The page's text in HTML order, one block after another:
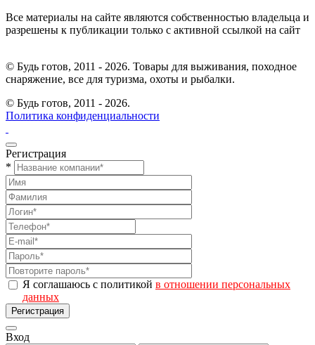
Все материалы на сайте являются собственностью владельца и
разрешены к публикации только с активной ссылкой на сайт
© Будь готов, 2011 - 2026. Товары для выживания, походное
снаряжение, все для туризма, охоты и рыбалки.
© Будь готов, 2011 - 2026.
Политика конфиденциальности
Регистрация
*
Я соглашаюсь с политикой в отношении персональных
данных
Регистрация
Вход